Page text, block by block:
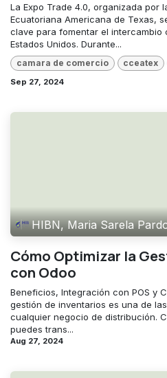
La Expo Trade 4.0, organizada por
Ecuatoriana Americana de Texas,
clave para fomentar el intercambio
Estados Unidos. Durante...
camara de comercio cceatex
Sep 27, 2024
HIBN, Maria Sarela
Cómo Optimizar la
con Odoo
Beneficios, Integración con POS y
gestión de inventarios es una de
cualquier negocio de distribución.
puedes trans...
Aug 27, 2024